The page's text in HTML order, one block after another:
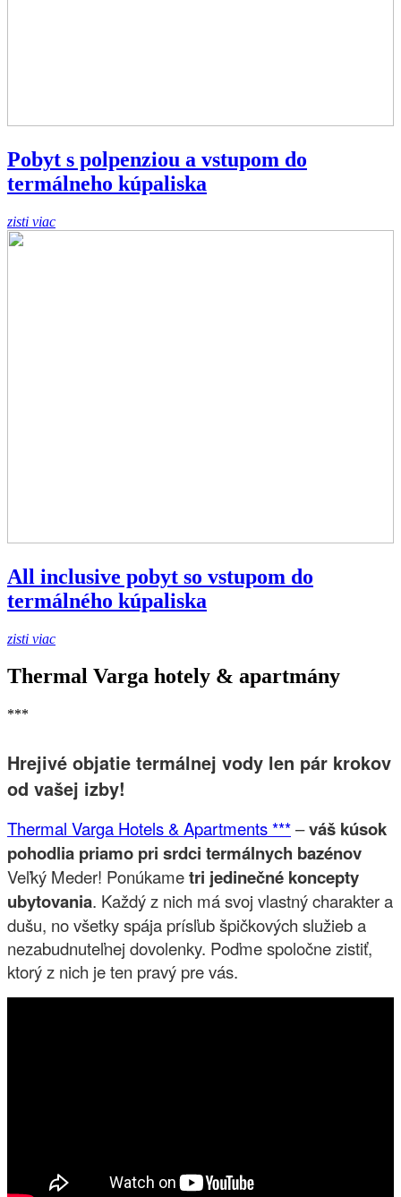
Pobyt s polpenziou a vstupom do
termálneho kúpaliska
zisti viac
All inclusive pobyt so vstupom do
termálného kúpaliska
zisti viac
Thermal Varga hotely & apartmány
***
Hrejivé objatie termálnej vody len pár krokov
od vašej izby!
Thermal Varga Hotels & Apartments ***–váš kúsok
pohodlia priamo pri srdci termálnych bazénov
Veľký Meder! Ponúkametri jedinečné koncepty
ubytovania. Každý z nich má svoj vlastný charakter a
dušu, no všetky spája prísľub špičkových služieb a
nezabudnuteľnej dovolenky. Poďme spoločne zistiť,
ktorý z nich je ten pravý pre vás.